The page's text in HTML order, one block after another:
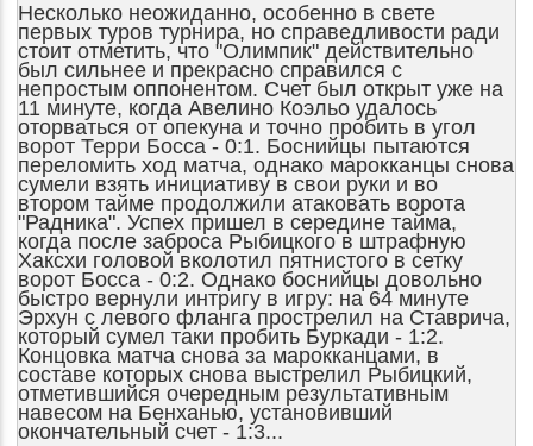
Несколько неожиданно, особенно в свете
первых туров турнира, но справедливости ради
стоит отметить, что "Олимпик" действительно
был сильнее и прекрасно справился с
непростым оппонентом. Счет был открыт уже на
11 минуте, когда Авелино Коэльо удалось
оторваться от опекуна и точно пробить в угол
ворот Терри Босса - 0:1. Боснийцы пытаются
переломить ход матча, однако марокканцы снова
сумели взять инициативу в свои руки и во
втором тайме продолжили атаковать ворота
"Радника". Успех пришел в середине тайма,
когда после заброса Рыбицкого в штрафную
Хаксхи головой вколотил пятнистого в сетку
ворот Босса - 0:2. Однако боснийцы довольно
быстро вернули интригу в игру: на 64 минуте
Эрхун с левого фланга прострелил на Ставрича,
который сумел таки пробить Буркади - 1:2.
Концовка матча снова за марокканцами, в
составе которых снова выстрелил Рыбицкий,
отметившийся очередным результативным
навесом на Бенханью, установивший
окончательный счет - 1:3...